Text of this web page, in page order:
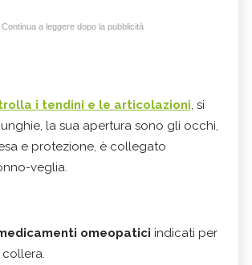
Continua a leggere dopo la pubblicità
i tendini e le articolazioni, si
la sua apertura sono gli occhi,
e protezione, è collegato
veglia.
omeopatici indicati per
collera.